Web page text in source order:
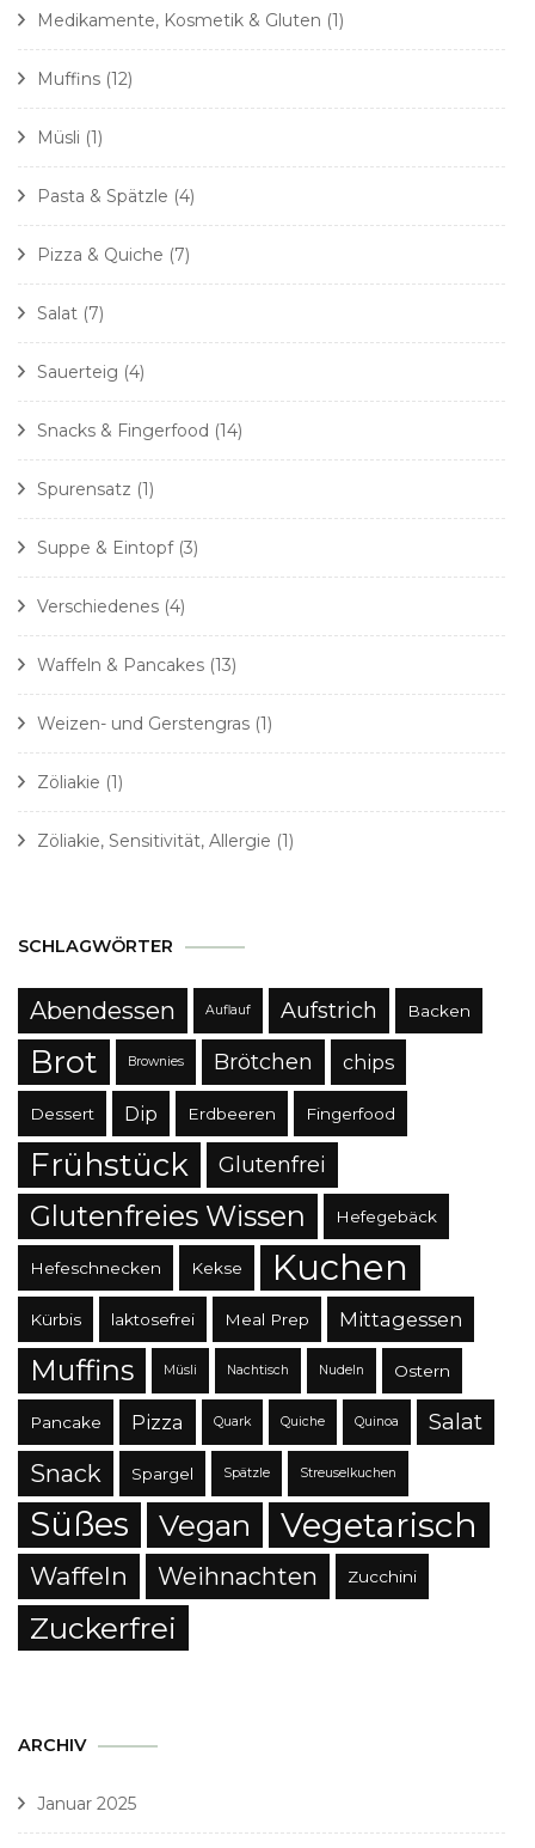
Medikamente, Kosmetik & Gluten (1)
Muffins (12)
Müsli (1)
Pasta & Spätzle (4)
Pizza & Quiche (7)
Salat (7)
Sauerteig (4)
Snacks & Fingerfood (14)
Spurensatz (1)
Suppe & Eintopf(3)
Verschiedenes (4)
Waffeln & Pancakes (13)
Weizen- und Gerstengras (1)
Zöliakie (1)
Zöliakie, Sensitivität, Allergie (1)
SCHLAGWÖRTER
Abendessen Auflauf Aufstrich Backen
Brot Brownies Brötchen chips
Dessert Dip Erdbeeren Fingerfood
Frühstück Glutenfrei
Glutenfreies Wissen Hefegebäck
Hefeschnecken Kekse Kuchen
Kürbis laktosefrei Meal Prep Mittagessen
Muffins Müsli Nachtisch Nudeln Ostern
Pancake Pizza Quark Quiche Quinoa Salat
Snack Spargel Spätzle Streuselkuchen
Süßes Vegan Vegetarisch
Waffeln Weihnachten Zucchini
Zuckerfrei
ARCHIV
Januar 2025